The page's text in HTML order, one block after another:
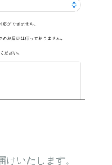
いたします。